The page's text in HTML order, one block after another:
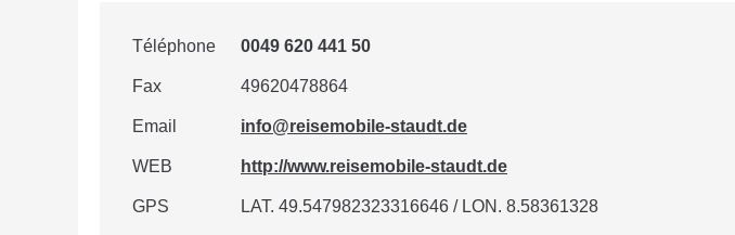
Téléphone 0049 620 441 50
Fax 49620478864
Email info@reisemobile-staudt.de
WEB http://www.reisemobile-staudt.de
GPS LAT. 49.547982323316646 / LON. 8.58361328